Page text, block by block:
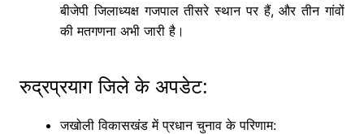
बीजेपी जिलाध्यक्ष गजपाल तीसरे स्थान पर हैं, और तीन गांवों
की मतगणना अभी जारी है।
रुद्रप्रयाग जिले के अपडेट:
जखोली विकासखंड में प्रधान चुनाव के परिणाम: